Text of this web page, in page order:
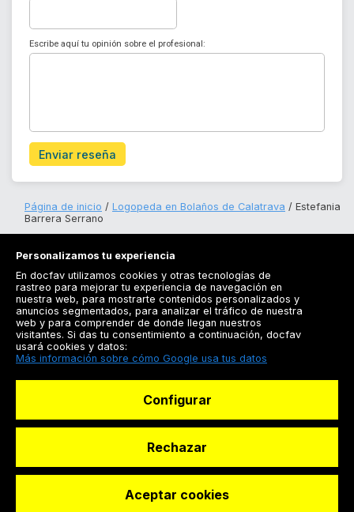
Escribe aquí tu opinión sobre el profesional:
Enviar reseña
Página de inicio Logopeda en Bolaños de Calatrava
Estefania
Barrera Serrano
Registrarse
Docfav
© Dashboard Technologies S.L
Personalizamos tu experiencia
En docfav utilizamos cookies y otras tecnologías de
rastreo para mejorar tu experiencia de navegación en
nuestra web, para mostrarte contenidos personalizados y
anuncios segmentados, para analizar el tráfico de nuestra
web y para comprender de donde llegan nuestros
visitantes. Si das tu consentimiento a continuación, docfav
usará cookies y datos:
Más información sobre cómo Google usa tus datos
Configurar
Rechazar
Aceptar cookies